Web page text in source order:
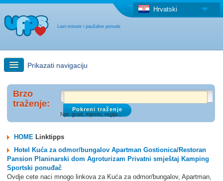
Last-minute i paušalne ponude
Hrvatski
Prikazati navigaciju
Brzo traženje
Putovanja: Pretraga na zemljovidu
"Last Minute"ponuda + Paušalna ponuda
Druga država
Brzo
traženje:
Npr. grad, mjesto, regija...
HOME Linktipps
Hotel Kuća za odmor/bungalov Apartman Gostionica/Restoran
Pansion Planinarski dom Agroturizam Privatni smještaj Kamping
Sportski ponuđač
Ovdje cete naci mnogo linkova za Kuća za odmor/bungalov, Apartman,